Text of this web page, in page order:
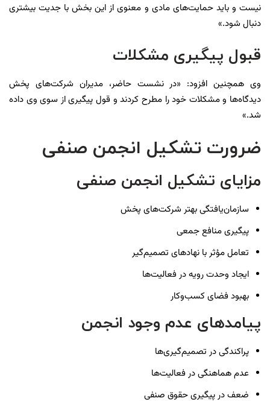
نیست و باید حمایت‌های مادی و معنوی از این بخش با جدیت بیشتری
دنبال شود.»
قبول پیگیری مشکلات
وی همچنین افزود: «در نشست حاضر، مدیران شرکت‌های پخش
دیدگاه‌ها و مشکلات خود را مطرح کردند و قول پیگیری از سوی وی داده
شد.»
ضرورت تشکیل انجمن صنفی
مزایای تشکیل انجمن صنفی
سازمان‌یافتگی بهتر شرکت‌های پخش
پیگیری منافع جمعی
تعامل مؤثر با نهادهای تصمیم‌گیر
ایجاد وحدت رویه در فعالیت‌ها
بهبود فضای کسب‌وکار
پیامدهای عدم وجود انجمن
پراکندگی در تصمیم‌گیری‌ها
عدم هماهنگی در فعالیت‌ها
ضعف در پیگیری حقوق صنفی